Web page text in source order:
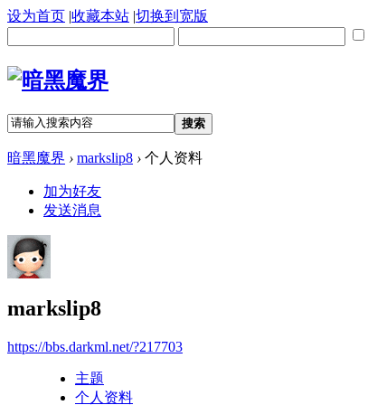
设为首页 |收藏本站 |切换到宽版
搜索
暗黑魔界 › markslip8 › 个人资料
加为好友
发送消息
markslip8
https://bbs.darkml.net/?217703
主题
个人资料